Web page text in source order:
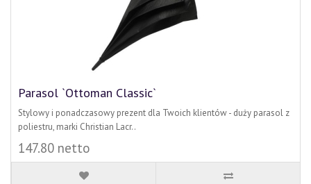
Parasol `Ottoman Classic`
Stylowy i ponadczasowy prezent dla Twoich klientów - duży parasol z
poliestru, marki Christian Lacr..
147.80 netto